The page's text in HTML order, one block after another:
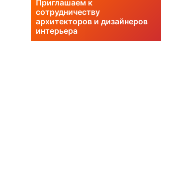
Приглашаем к
сотрудничеству
архитекторов и дизайнеров
интерьера